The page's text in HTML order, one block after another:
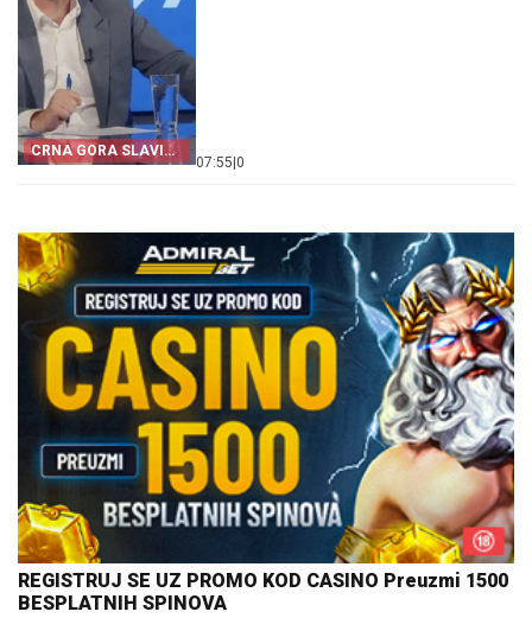
CRNA GORA SLAVI
„OLUJU“
07:55 0
REGISTRUJ SE UZ PROMO KOD CASINO Preuzmi 1500
BESPLATNIH SPINOVA